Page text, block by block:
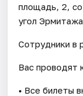
площадь, 2,
угол
Сотрудники в
Вас проводят
• Все билеты